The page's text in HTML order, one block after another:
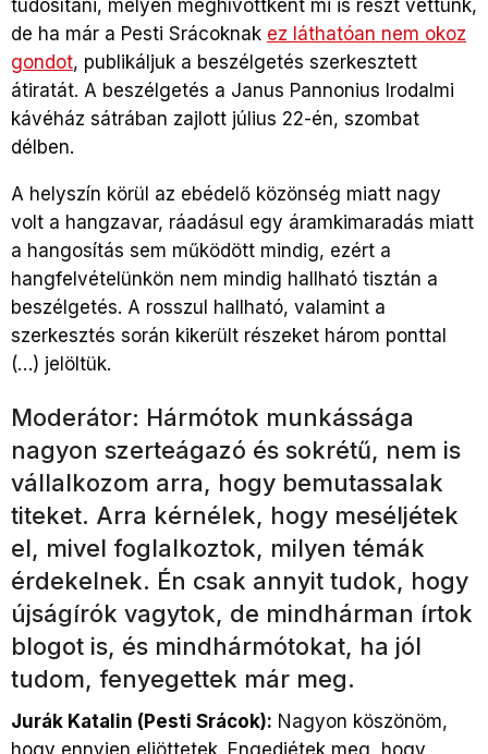
tudósítani, melyen meghívottként mi is részt vettünk,
de ha már a Pesti Srácoknak ez láthatóan nem okoz
gondot, publikáljuk a beszélgetés szerkesztett
átiratát. A beszélgetés a Janus Pannonius Irodalmi
kávéház sátrában zajlott július 22-én, szombat
délben.
A helyszín körül az ebédelő közönség miatt nagy
volt a hangzavar, ráadásul egy áramkimaradás miatt
a hangosítás sem működött mindig, ezért a
hangfelvételünkön nem mindig hallható tisztán a
beszélgetés. A rosszul hallható, valamint a
szerkesztés során kikerült részeket három ponttal
(…) jelöltük.
Moderátor: Hármótok munkássága
nagyon szerteágazó és sokrétű, nem is
vállalkozom arra, hogy bemutassalak
titeket. Arra kérnélek, hogy meséljétek
el, mivel foglalkoztok, milyen témák
érdekelnek. Én csak annyit tudok, hogy
újságírók vagytok, de mindhárman írtok
blogot is, és mindhármótokat, ha jól
tudom, fenyegettek már meg.
Jurák Katalin (Pesti Srácok): Nagyon köszönöm,